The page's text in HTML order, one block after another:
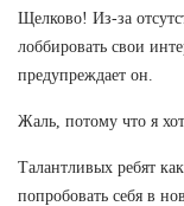
Щелково! Из-за
лоббировать свои
предупреждает он.
Жаль, потому что я
Талантливых ребят
попробовать себя в